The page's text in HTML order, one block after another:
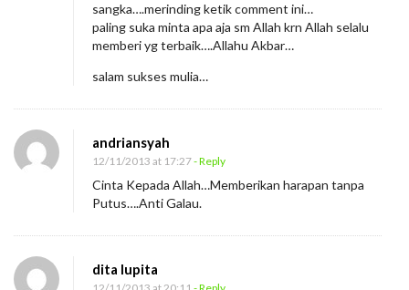
sangka….merinding ketik comment ini…
paling suka minta apa aja sm Allah krn Allah selalu
memberi yg terbaik….Allahu Akbar…
salam sukses mulia…
andriansyah
12/11/2013 at 17:27- Reply
Cinta Kepada Allah…Memberikan harapan tanpa
Putus….Anti Galau.
dita lupita